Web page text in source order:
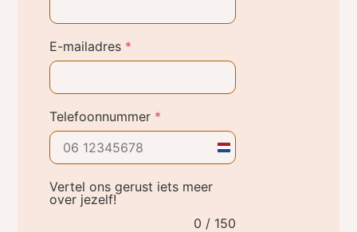
E-mailadres *
Telefoonnummer *
Netherlands
Vertel ons gerust iets meer
over jezelf!
0 / 150